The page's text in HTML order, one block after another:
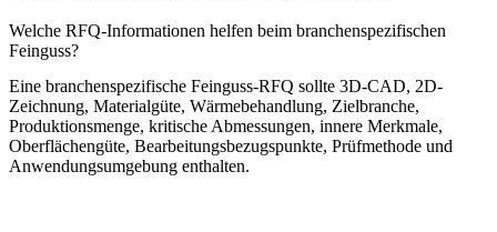
Welche RFQ-Informationen helfen beim branchenspezifischen
Feinguss?
Eine branchenspezifische Feinguss-RFQ sollte 3D-CAD, 2D-
Zeichnung, Materialgüte, Wärmebehandlung, Zielbranche,
Produktionsmenge, kritische Abmessungen, innere Merkmale,
Oberflächengüte, Bearbeitungsbezugspunkte, Prüfmethode und
Anwendungsumgebung enthalten.